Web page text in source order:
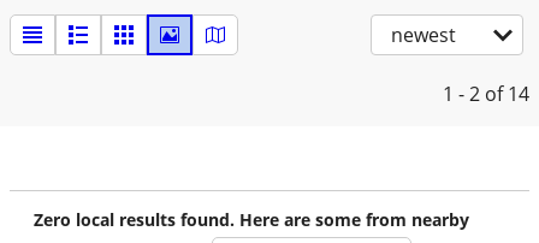
newest
1 - 2 of 14
Zero local results found. Here are some from nearby